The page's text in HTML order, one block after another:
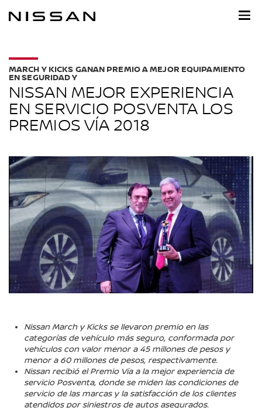
NISSAN MEJOR EXPERIENCIA
EN SERVICIO POSVENTA LOS
PREMIOS VÍA 2018
MARCH Y KICKS GANAN PREMIO A MEJOR EQUIPAMIENTO
EN SEGURIDAD Y
Nissan March y Kicks se llevaron premio en las
categorías de vehículo más seguro, conformada por
vehículos con valor menor a 45 millones de pesos y
menor a 60 millones de pesos, respectivamente.
Nissan recibió el Premio Vía a la mejor experiencia de
servicio Posventa, donde se miden las condiciones de
servicio de las marcas y la satisfacción de los clientes
atendidos por siniestros de autos asegurados.